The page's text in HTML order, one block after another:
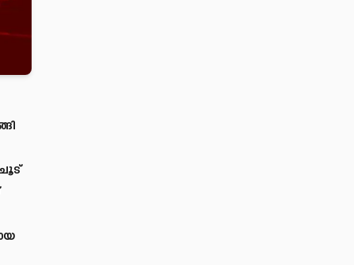
ചൂട്